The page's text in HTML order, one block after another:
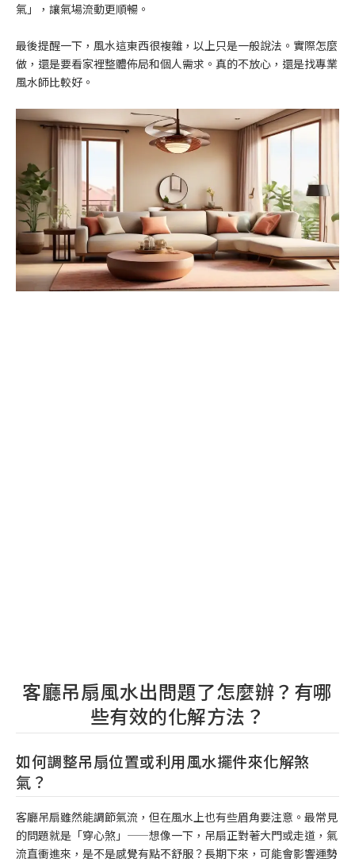
氣」，讓氣場流動更順暢。
最後提醒一下，風水這東西很複雜，以上只是一般說法。實際怎麼
做，還是要看家裡整體佈局和個人需求。真的不放心，還是找專業
風水師比較好。
客廳吊扇風水出問題了怎麼辦？有哪
些有效的化解方法？
如何調整吊扇位置或利用風水擺件來化解煞
氣？
客廳吊扇雖然能調節氣流，但在風水上也有些眉角要注意。最常見
的問題就是「穿心煞」——想像一下，吊扇正對著大門或走道，氣
流直衝進來，是不是感覺有點不舒服？長期下來，可能會影響運勢